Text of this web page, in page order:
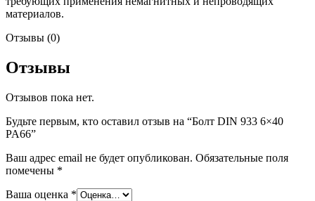
материалов.
Отзывы (0)
Отзывы
Отзывов пока нет.
Будьте первым, кто оставил отзыв на “Болт DIN 933 6×40
PA66”
Ваш адрес email не будет опубликован. Обязательные поля
помечены *
Ваша оценка *